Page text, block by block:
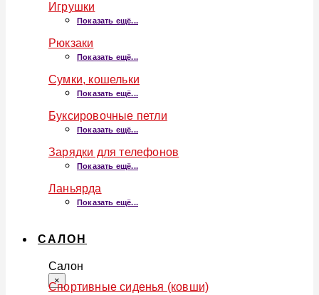
Игрушки
Показать ещё...
Рюкзаки
Показать ещё...
Сумки, кошельки
Показать ещё...
Буксировочные петли
Показать ещё...
Зарядки для телефонов
Показать ещё...
Ланьярда
Показать ещё...
САЛОН
Салон
×
Спортивные сиденья (ковши)